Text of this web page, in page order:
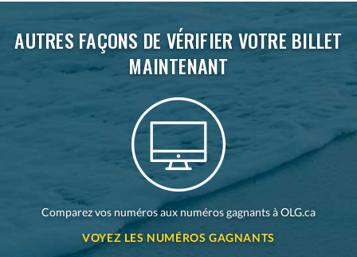
AUTRES FAÇONS DE VÉRIFIER VOTRE BILLET
MAINTENANT
Comparez vos numéros aux numéros gagnants à OLG.ca
VOYEZ LES NUMÉROS GAGNANTS